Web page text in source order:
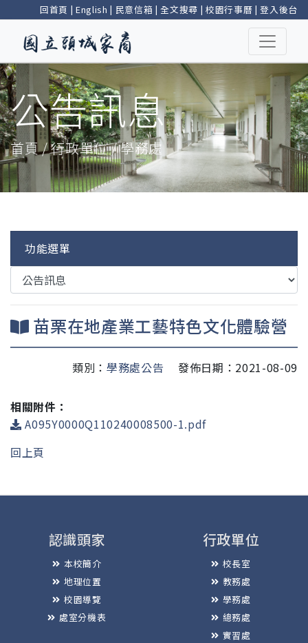
回首頁 | English | 民意信箱 |全文搜尋 | 校園行事曆 |登入後台
公告訊息
首頁 / 行政單位 / 學務處
功能選單
苗栗在地產業工藝特色文化體驗營
類別： 學務處公告 發佈日期：2021-08-09
相關附件：
A095Y0000Q110240008500-1.pdf
回上頁
認識頭家
本校簡介
地理位置
校園導覽
處室分機表
行政單位
校長室
教務處
學務處
總務處
實習處